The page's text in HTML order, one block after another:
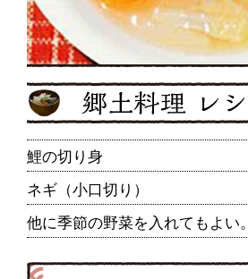
鯉の切り身
ネギ（小口切り）
他に季節の野菜を入れてもよい。